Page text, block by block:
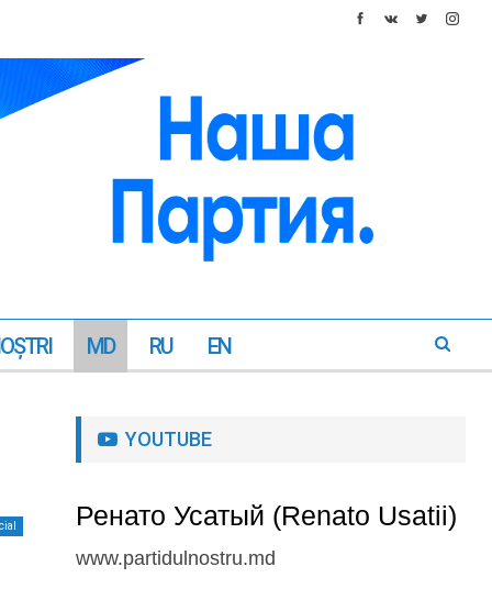
MD RU EN
YOUTUBE
Ренато Усатый (Renato Usatii)
www.partidulnostru.md